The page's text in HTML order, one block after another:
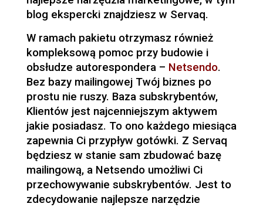
blog ekspercki znajdziesz w Servaq.
W ramach pakietu otrzymasz również
kompleksową pomoc przy budowie i
obsłudze autorespondera – Netsendo.
Bez bazy mailingowej Twój biznes po
prostu nie ruszy. Baza subskrybentów,
Klientów jest najcenniejszym aktywem
jakie posiadasz. To ono każdego miesiąca
zapewnia Ci przypływ gotówki. Z Servaq
będziesz w stanie sam zbudować bazę
mailingową, a Netsendo umożliwi Ci
przechowywanie subskrybentów. Jest to
zdecydowanie najlepsze narzędzie